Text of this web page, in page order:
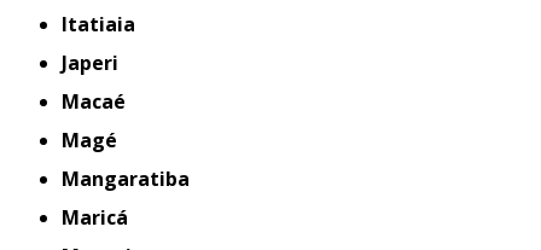
Itatiaia
Japeri
Macaé
Magé
Mangaratiba
Maricá